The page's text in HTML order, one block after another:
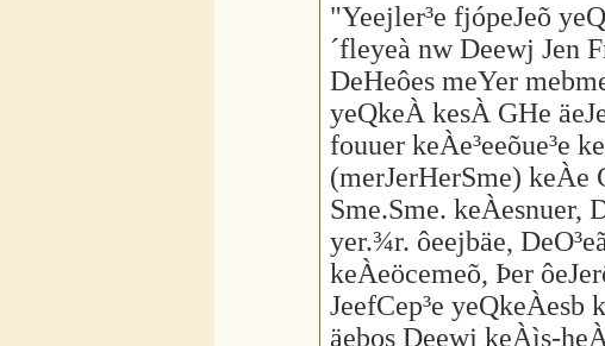
"Yeejler³e fjópeJeõ
´fleyeà nw Deewj Jen
DeHeôes meYer
yeQkeÀ kesÀ GHe
fouuer keÀe³eeõue³e
(merJerHerSme) keÀe
Sme.Sme. keÀesnuer,
yer.¾r. ôeejbäe,
keÀeöcemeõ, Þer
JeefCep³e
äebos Deewj keÀìs-